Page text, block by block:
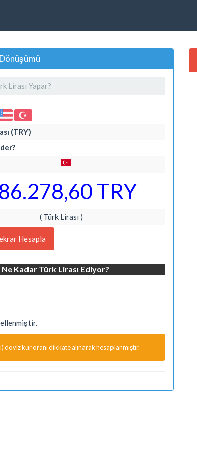
Lirası Yapar?
(TRY)
TRY
( Türk Lirası )
Hesapla
Kadar Türk Lirası Ediyor?
döviz kur oranı dikkate alınarak hesaplanmıştır.